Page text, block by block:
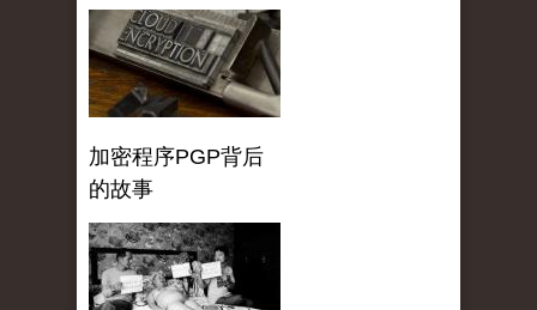
加密程序PGP背后
的故事